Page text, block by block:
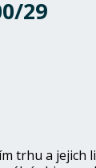
29
trhu a